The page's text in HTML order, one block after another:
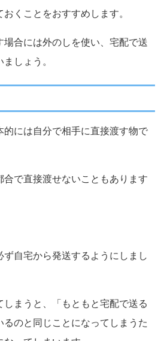
おくことをおすすめします。
場合には外のしを使い、宅配で送
しょう。
的には自分で相手に直接渡す物で
合で直接渡せないこともあります
ず自宅から発送するようにしまし
しまうと、「もともと宅配で送る
のと同じことになってしまうた